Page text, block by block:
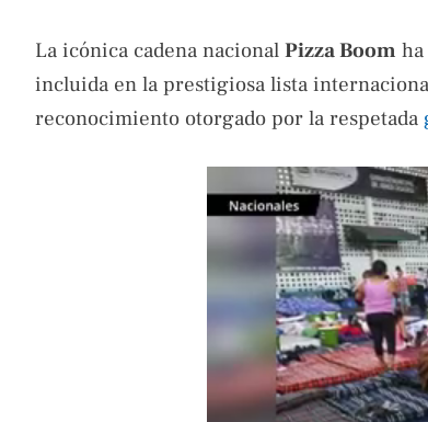
La icónica cadena nacional Pizza Boom
incluida en la prestigiosa lista
reconocimiento otorgado por la respetada